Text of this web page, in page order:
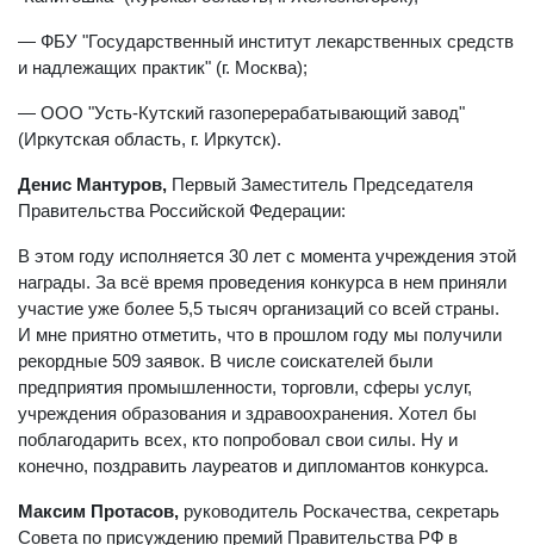
— ФБУ "Государственный институт лекарственных средств
и надлежащих практик" (г. Москва);
— ООО "Усть-Кутский газоперерабатывающий завод"
(Иркутская область, г. Иркутск).
Денис Мантуров, Первый Заместитель Председателя
Правительства Российской Федерации:
В этом году исполняется 30 лет с момента учреждения этой
награды. За всё время проведения конкурса в нем приняли
участие уже более 5,5 тысяч организаций со всей страны.
И мне приятно отметить, что в прошлом году мы получили
рекордные 509 заявок. В числе соискателей были
предприятия промышленности, торговли, сферы услуг,
учреждения образования и здравоохранения. Хотел бы
поблагодарить всех, кто попробовал свои силы. Ну и
конечно, поздравить лауреатов и дипломантов конкурса.
Максим Протасов, руководитель Роскачества, секретарь
Совета по присуждению премий Правительства РФ в